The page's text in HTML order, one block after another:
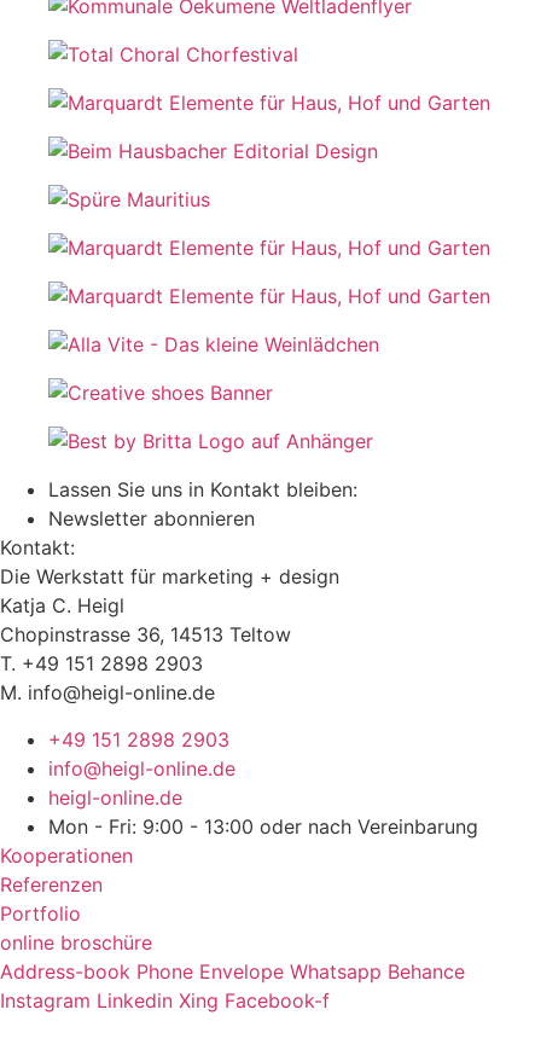
Lassen Sie uns in Kontakt bleiben:
Newsletter abonnieren
Kontakt:
Die Werkstatt für marketing + design
Katja C. Heigl
Chopinstrasse 36, 14513 Teltow
T. +49 151 2898 2903
M. info@heigl-online.de
+49 151 2898 2903
info@heigl-online.de
heigl-online.de
Mon - Fri: 9:00 - 13:00 oder nach Vereinbarung
Kooperationen
Referenzen
Portfolio
online broschüre
Address-book Phone Envelope Whatsapp Behance
Instagram Linkedin Xing Facebook-f